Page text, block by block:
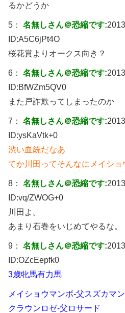
るかどうか
5： 名無しさん＠恐縮です:
ID:A5C6jPt4O
桜花賞よりオークス向き？
6： 名無しさん＠恐縮です:
ID:BfWZm5QV0
また戸詐欺ってしまったのか
7： 名無しさん＠恐縮です:
ID:ysKaVtk+0
渋い血統だなあ
てか川田ってそんなにメイシ
8： 名無しさん＠恐縮です:
ID:vq/ZWOG+0
川田よ。
あまり石巻をいじめてやるな。
9： 名無しさん＠恐縮です:
ID:OZcEepfk0
3歳牝馬有力馬
メイショウマンボ-父スズカマ
クラウンロゼ-父ロサード